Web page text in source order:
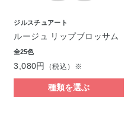
ジルスチュアート
ルージュ リップブロッサム
全25色
3,080円 （税込）※
種類を選ぶ